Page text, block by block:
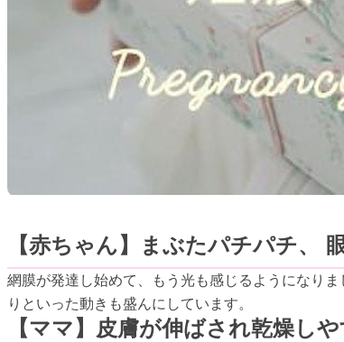
【赤ちゃん】まぶたパチパチ、
網膜が発達し始めて、もう光も感じるようになり
りといった動きも盛んにしています。
【ママ】皮膚が伸ばされ乾燥し